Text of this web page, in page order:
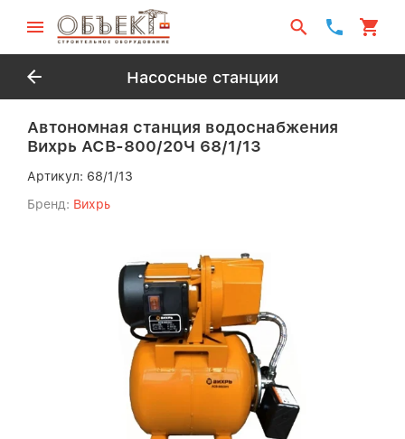
Насосные станции
Автономная станция водоснабжения
Вихрь АСВ-800/20Ч 68/1/13
Артикул: 68/1/13
Бренд: Вихрь